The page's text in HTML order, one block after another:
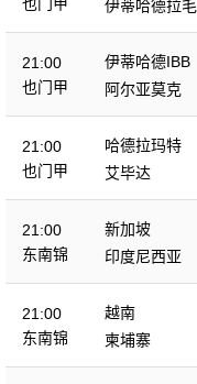
也门甲
伊蒂哈德拉毛
21:00
也门甲
伊蒂哈德IBB
阿尔亚莫克
21:00
也门甲
哈德拉玛特
艾毕达
21:00
东南锦
新加坡
印度尼西亚
21:00
东南锦
越南
柬埔寨